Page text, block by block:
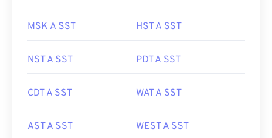
MSK A SST HST A SST
NST A SST PDT A SST
CDT A SST WAT A SST
AST A SST WEST A SST